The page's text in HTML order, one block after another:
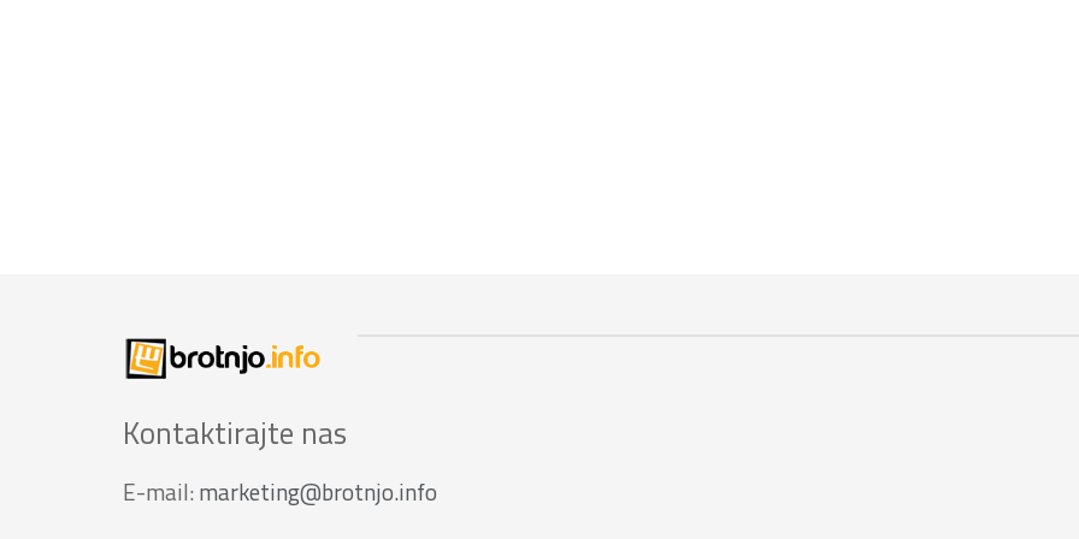
Kontaktirajte nas
E-mail: marketing@brotnjo.info